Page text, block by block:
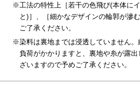
工法の特性上［若干の色飛び(本体に
と)］、［細かなデザインの輪郭が滲
ご了承ください。
染料は裏地までは浸透していません
負荷がかかりますと、裏地や糸が露
ざいますので予めご了承ください。